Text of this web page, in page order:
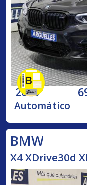
2020
Automático
BMW
X4 XDrive30d